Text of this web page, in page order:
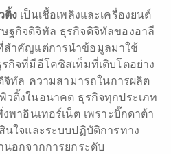
ติ้ง เป็นเชื้อเพลิงและเครื่องยนต์
ฐกิจดิจิทัล ธุรกิจดิจิทัลของอาลี
สำคัญแต่การนำข้อมูลมาใช้
กิจที่มีอีโคซิสเท็มที่เติบโตอย่าง
จิทัล ความสามารถในการผลิต
ติ้งในอนาคต ธุรกิจทุกประเภท
พาอินเทอร์เน็ต เพราะบิ๊กดาต้า
นใจและระบบปฏิบัติการทาง
อกจากการยกระดับ